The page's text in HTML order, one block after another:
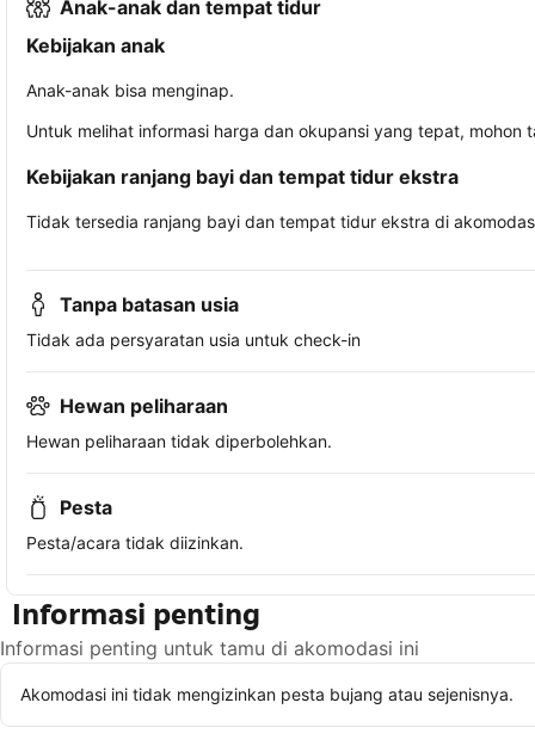
Anak-anak dan tempat tidur
Kebijakan anak
Anak-anak bisa menginap.
Untuk melihat informasi harga dan okupansi yang tepat,
Kebijakan ranjang bayi dan tempat tidur ekstra
Tidak tersedia ranjang bayi dan tempat tidur ekstra di
Tanpa batasan usia
Tidak ada persyaratan usia untuk check-in
Hewan peliharaan
Hewan peliharaan tidak diperbolehkan.
Pesta
Pesta/acara tidak diizinkan.
Informasi penting
Informasi penting untuk tamu di akomodasi ini
Akomodasi ini tidak mengizinkan pesta bujang atau sejenisnya.